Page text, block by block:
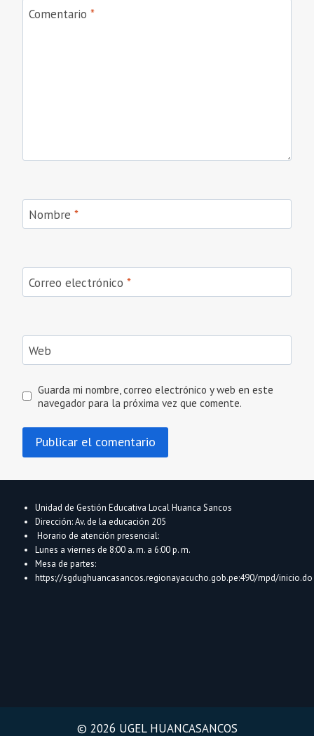
Comentario *
Nombre *
Correo electrónico *
Web
Guarda mi nombre, correo electrónico y web en este
navegador para la próxima vez que comente.
Unidad de Gestión Educativa Local Huanca Sancos
Dirección: Av. de la educación 205
Horario de atención presencial:
Lunes a viernes de 8:00 a. m. a 6:00 p. m.
Mesa de partes:
https://sgdughuancasancos.regionayacucho.gob.pe:490/mpd/inicio.do
© 2026 UGEL HUANCASANCOS